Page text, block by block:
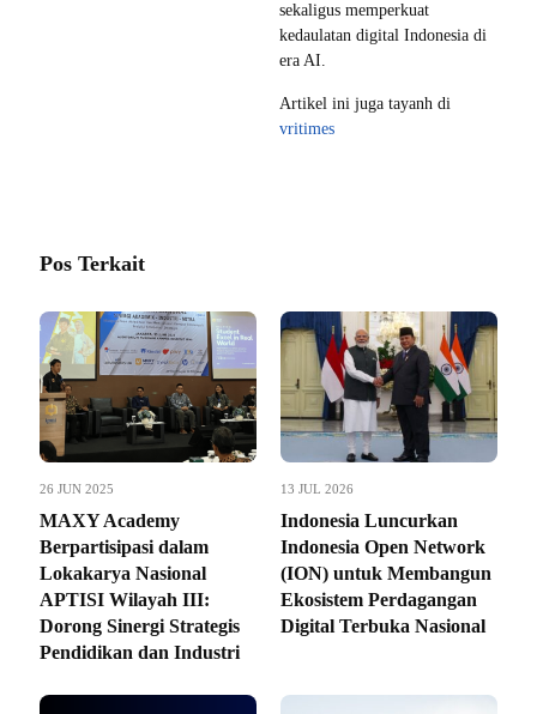
sekaligus memperkuat
kedaulatan digital Indonesia di
era AI.
Artikel ini juga tayanh di
vritimes
Pos Terkait
26 JUN 2025
MAXY Academy
Berpartisipasi dalam
Lokakarya Nasional
APTISI Wilayah III:
Dorong Sinergi Strategis
Pendidikan dan Industri
13 JUL 2026
Indonesia Luncurkan
Indonesia Open Network
(ION) untuk Membangun
Ekosistem Perdagangan
Digital Terbuka Nasional